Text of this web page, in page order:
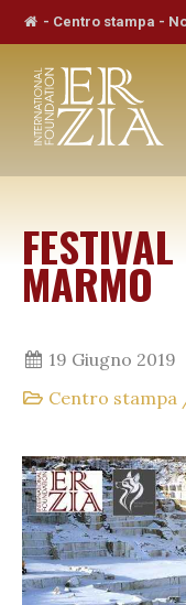
- Centro stampa -
MARMO
19 Giugno 2019
Centro stampa